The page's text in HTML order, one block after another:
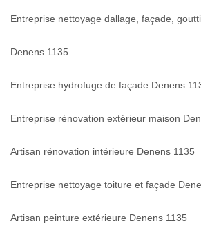
Entreprise nettoyage dallage, façade,
Denens 1135
Entreprise hydrofuge de façade Denens
Entreprise rénovation extérieur maison
Artisan rénovation intérieure Denens 1135
Entreprise nettoyage toiture et façade
Artisan peinture extérieure Denens 1135